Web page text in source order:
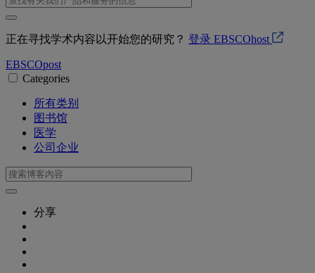
正在寻找学术内容以开始您的研究？ 登录 EBSCOhost
EBSCOpost
Categories
所有类别
图书馆
医学
公司企业
分享